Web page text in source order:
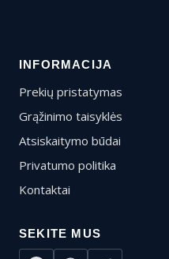
INFORMACIJA
Prekių pristatymas
Grąžinimo taisyklės
Atsiskaitymo būdai
Privatumo politika
Kontaktai
SEKITE MUS